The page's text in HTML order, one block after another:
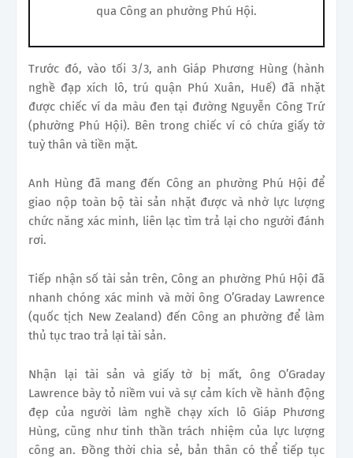
qua Công an phường Phú Hội.
Trước đó, vào tối 3/3, anh Giáp Phương Hùng (hành
nghề đạp xích lô, trú quận Phú Xuân, Huế) đã nhặt
được chiếc ví da màu đen tại đường Nguyễn Công Trứ
(phường Phú Hội). Bên trong chiếc ví có chứa giấy tờ
tuỳ thân và tiền mặt.
Anh Hùng đã mang đến Công an phường Phú Hội để
giao nộp toàn bộ tài sản nhặt được và nhờ lực lượng
chức năng xác minh, liên lạc tìm trả lại cho người đánh
rơi.
Tiếp nhận số tài sản trên, Công an phường Phú Hội đã
nhanh chóng xác minh và mời ông O’Graday Lawrence
(quốc tịch New Zealand) đến Công an phường để làm
thủ tục trao trả lại tài sản.
Nhận lại tài sản và giấy tờ bị mất, ông O’Graday
Lawrence bày tỏ niềm vui và sự cảm kích về hành động
đẹp của người làm nghề chạy xích lô Giáp Phương
Hùng, cũng như tinh thần trách nhiệm của lực lượng
công an. Đồng thời chia sẻ, bản thân có thể tiếp tục